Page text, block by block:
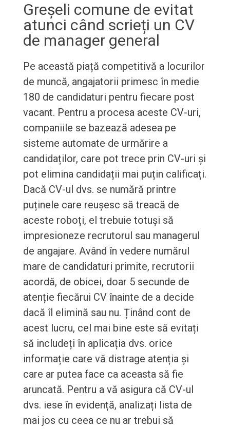
Greșeli comune de evitat
atunci când scrieți un CV
de manager general
Pe această piață competitivă a locurilor
de muncă, angajatorii primesc în medie
180 de candidaturi pentru fiecare post
vacant. Pentru a procesa aceste CV-uri,
companiile se bazează adesea pe
sisteme automate de urmărire a
candidaților, care pot trece prin CV-uri și
pot elimina candidații mai puțin calificați.
Dacă CV-ul dvs. se numără printre
puținele care reușesc să treacă de
aceste roboți, el trebuie totuși să
impresioneze recrutorul sau managerul
de angajare. Având în vedere numărul
mare de candidaturi primite, recrutorii
acordă, de obicei, doar 5 secunde de
atenție fiecărui CV înainte de a decide
dacă îl elimină sau nu. Ținând cont de
acest lucru, cel mai bine este să evitați
să includeți în aplicația dvs. orice
informație care vă distrage atenția și
care ar putea face ca aceasta să fie
aruncată. Pentru a vă asigura că CV-ul
dvs. iese în evidență, analizați lista de
mai jos cu ceea ce nu ar trebui să